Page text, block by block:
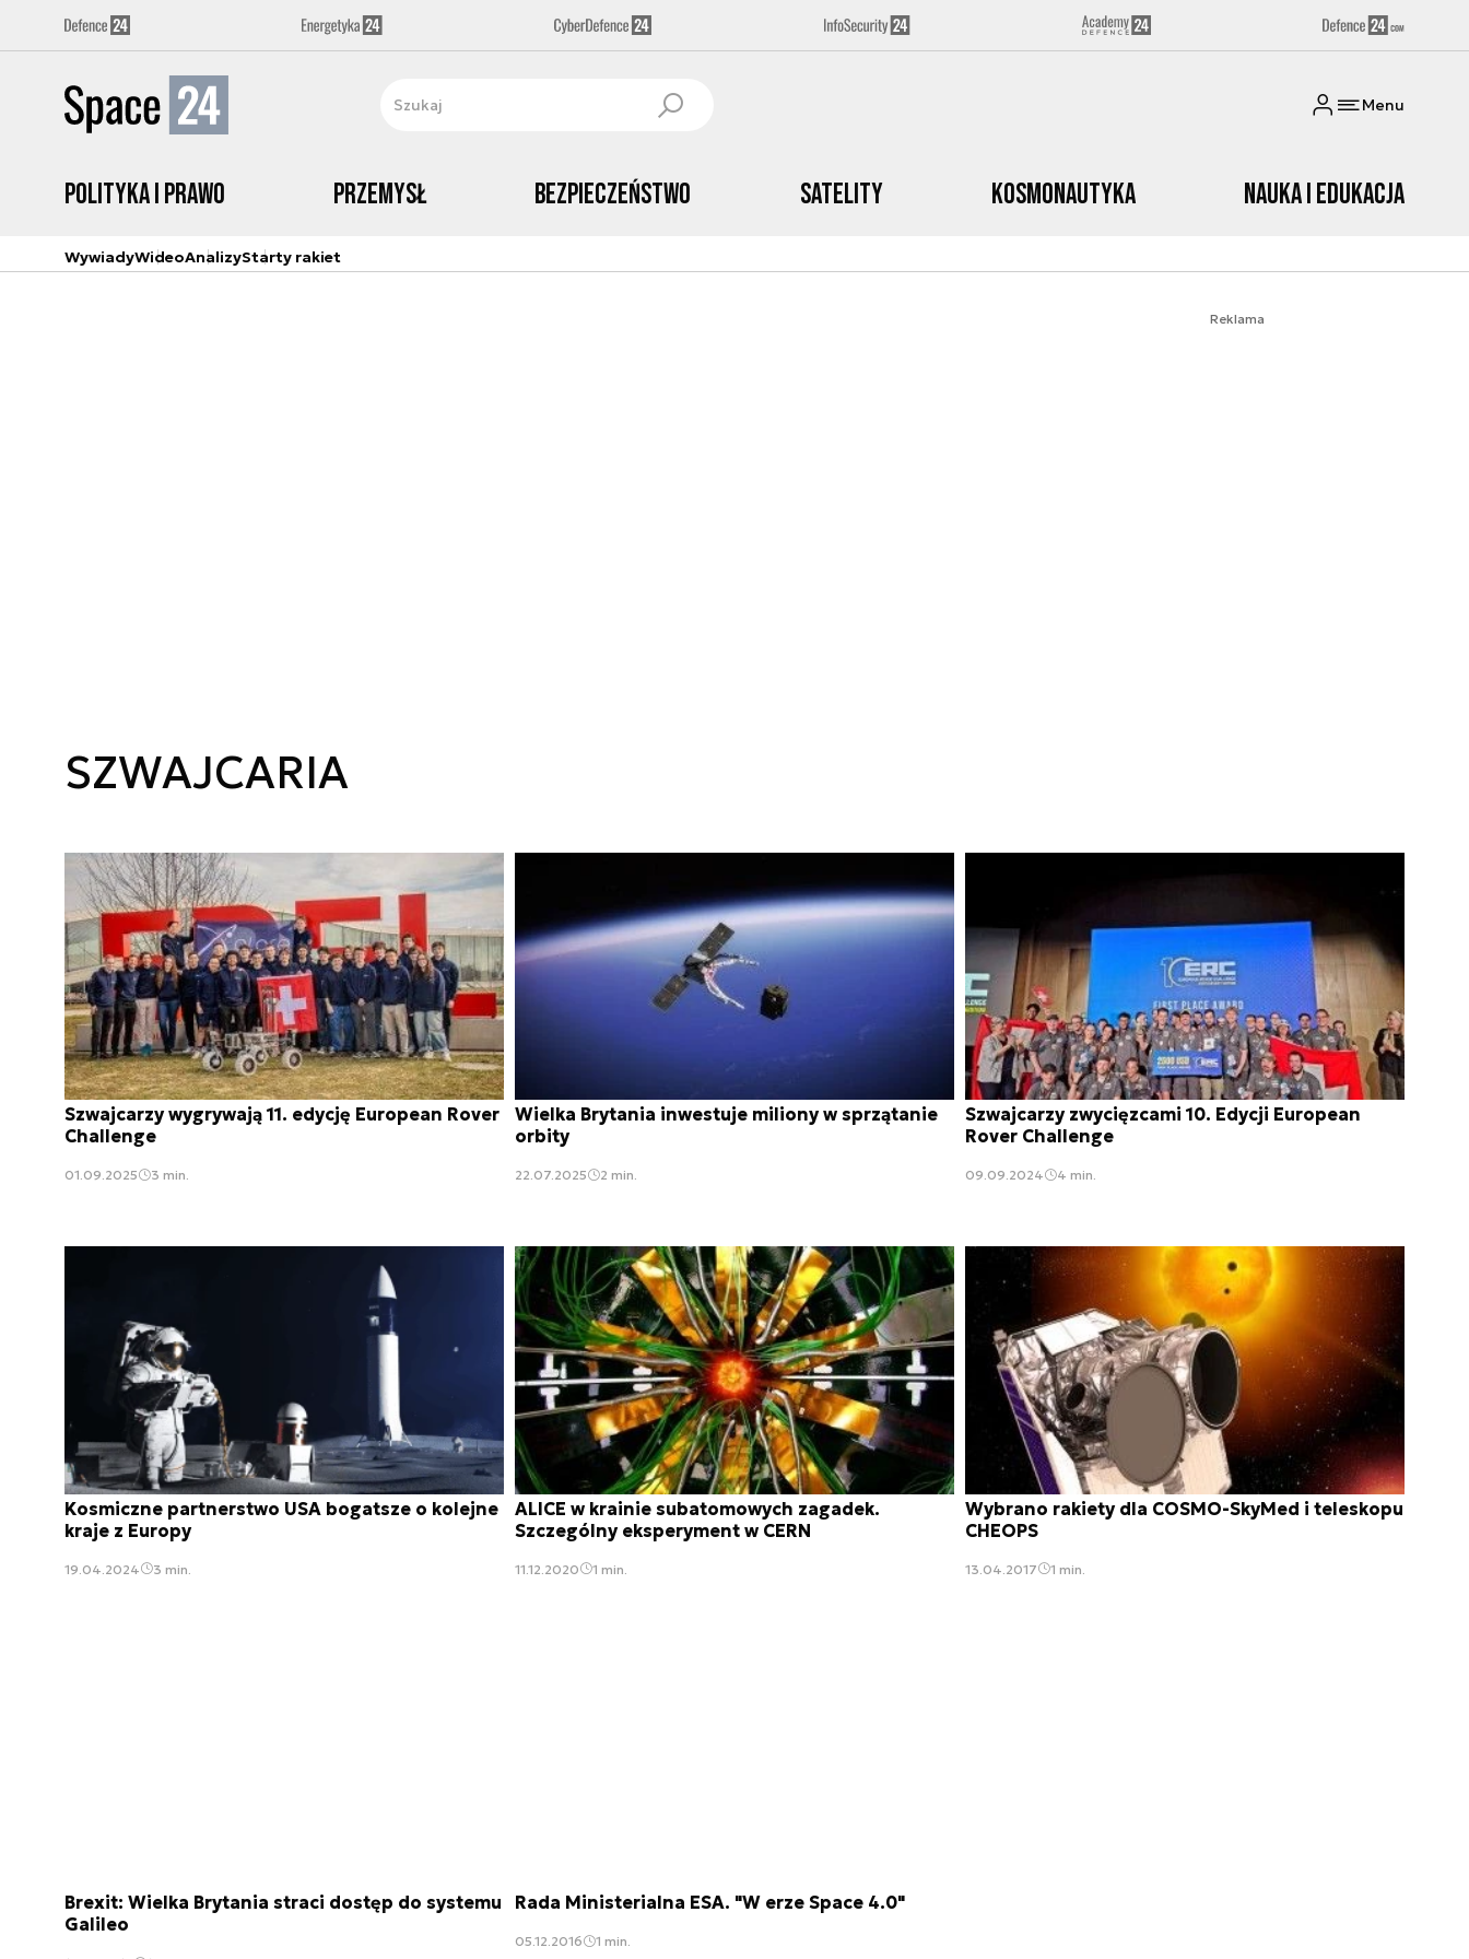
Menu
Polityka i prawo Przemysł Bezpieczeństwo Satelity Kosmonautyka Nauka i edukacja
WywiadyWideoAnalizyStarty rakiet
Reklama
SZWAJCARIA
Szwajcarzy wygrywają 11. edycję European Rover
Challenge
01.09.2025 3 min.
Wielka Brytania inwestuje miliony w sprzątanie
orbity
22.07.2025 2 min.
Szwajcarzy zwycięzcami 10. Edycji European
Rover Challenge
09.09.2024 4 min.
Kosmiczne partnerstwo USA bogatsze o kolejne
kraje z Europy
19.04.2024 3 min.
ALICE w krainie subatomowych zagadek.
Szczególny eksperyment w CERN
11.12.2020 1 min.
Wybrano rakiety dla COSMO-SkyMed i teleskopu
CHEOPS
13.04.2017 1 min.
Brexit: Wielka Brytania straci dostęp do systemu
Galileo
Rada Ministerialna ESA. "W erze Space 4.0"
05.12.2016 1 min.